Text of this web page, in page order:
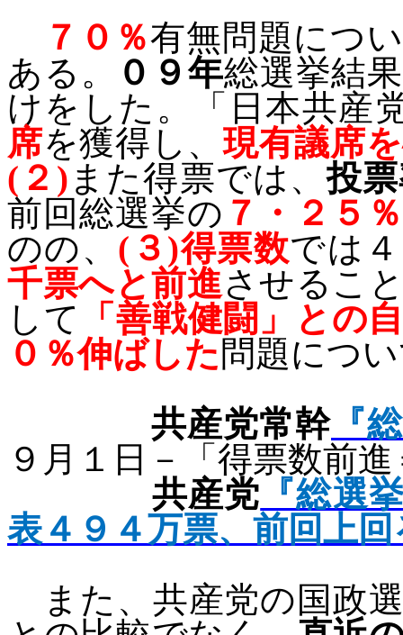
７０％有無問題につ
ある。
０９年総選挙結
けをした。「 日本共産
席を獲得し、現有議席
( ２ ) また得票では、投
前回総選挙の ７・２５
のの、 ( ３ )得票数では
千票へと前進させるこ
して
「善戦健闘」との
０％伸ばした 問題につ
共産党常幹 『
９月１日－
「得票数前
共産党 『総選
表４９４万票、前回上回
また、共産党の国政